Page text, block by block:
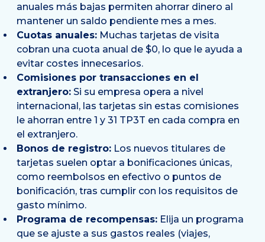
anuales más bajas permiten ahorrar dinero al
mantener un saldo pendiente mes a mes.
Cuotas anuales: Muchas tarjetas de visita
cobran una cuota anual de $0, lo que le ayuda a
evitar costes innecesarios.
Comisiones por transacciones en el
extranjero: Si su empresa opera a nivel
internacional, las tarjetas sin estas comisiones
le ahorran entre 1 y 31 TP3T en cada compra en
el extranjero.
Bonos de registro: Los nuevos titulares de
tarjetas suelen optar a bonificaciones únicas,
como reembolsos en efectivo o puntos de
bonificación, tras cumplir con los requisitos de
gasto mínimo.
Programa de recompensas: Elija un programa
que se ajuste a sus gastos reales (viajes,